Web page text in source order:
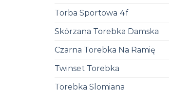
Torba Sportowa 4f
Skórzana Torebka Damska
Czarna Torebka Na Ramię
Twinset Torebka
Torebka Slomiana